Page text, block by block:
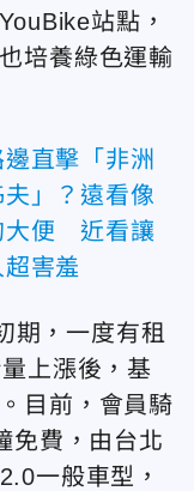
站點，
培養綠色運輸
邊直擊「非洲
夫」？遠看像
大便 近看讓
超害羞
期，一度有租
上漲後，基
目前，會員騎
免費，由台北
一般車型，